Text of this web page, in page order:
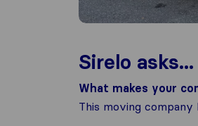
Sirelo asks...
What makes your
This moving